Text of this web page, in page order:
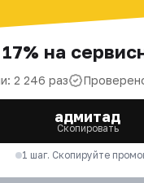
на
2 246 раз
адмитад
Скопировать
1 шаг. Скопируйте